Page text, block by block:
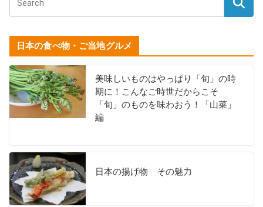
日本の食べ物・ご当地グルメ
美味しいものはやっぱり「旬」の時
期に！こんなご時世だからこそ
「旬」のものを味わおう！「山菜」
編
日本の揚げ物 その魅力